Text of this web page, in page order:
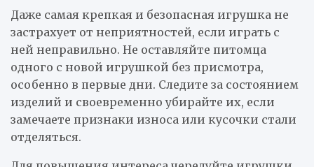
Даже самая крепкая и безопасная игрушка не
застрахует от неприятностей, если играть с
ней неправильно. Не оставляйте питомца
одного с новой игрушкой без присмотра,
особенно в первые дни. Следите за состоянием
изделий и своевременно убирайте их, если
замечаете признаки износа или кусочки стали
отделяться.